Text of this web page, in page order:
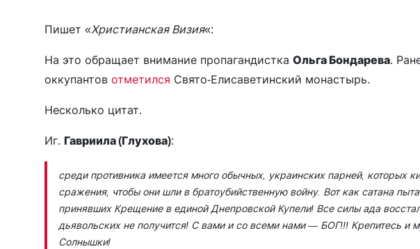
Пишет «Христианская Визия«:
На это обращает внимание пропагандистка Ольга Бондарева.
оккупантов отметился Свято-Елисаветинский монастырь.
Несколько цитат.
Иг. Гавриила (Глухова):
среди противника име­ется много обычных, украинских парней, которых
сражения, чтобы они шли в братоубийственную войну. Вот как сатана
принявших Крещение в единой Днепровск­ой Купели! Все силы ада
дьявольских не получится! С вами и со всеми нами — БОГ­!!! Крепитесь и
Солныш­ки!